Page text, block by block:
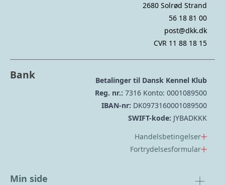
2680 Solrød Strand
56 18 81 00
post@dkk.dk
CVR 11 88 18 15
Bank
Betalinger til Dansk Kennel Klub
Reg. nr.: 7316 Konto: 0001089500
IBAN-nr: DK0973160001089500
SWIFT-kode: JYBADKKK
Handelsbetingelser
Fortrydelsesformular
Min side